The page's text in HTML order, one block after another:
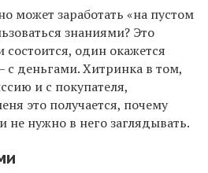
может заработать «на пустом
знаниями? Это
один окажется
с деньгами. Хитринка в том,
и с покупателя,
это получается, почему
не нужно в него заглядывать.